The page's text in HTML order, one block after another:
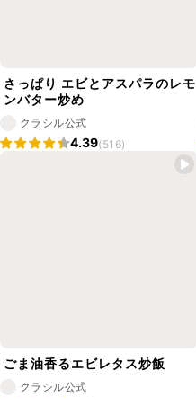
さっぱり エビとアスパラのレモ
ンバター炒め
クラシル公式
4.39(516)
ごま油香るエビレタス炒飯
クラシル公式